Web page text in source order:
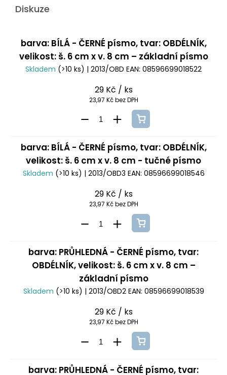
Diskuze
barva: BÍLÁ - ČERNÉ písmo, tvar: OBDÉLNÍK,
velikost: š. 6 cm x v. 8 cm – základní písmo
Skladem (>10 ks) | 2013/OBD EAN: 08596699018522
29 Kč / ks
23,97 Kč bez DPH
barva: BÍLÁ - ČERNÉ písmo, tvar: OBDÉLNÍK,
velikost: š. 6 cm x v. 8 cm - tučné písmo
Skladem (>10 ks) | 2013/OBD3 EAN: 08596699018546
29 Kč / ks
23,97 Kč bez DPH
barva: PRŮHLEDNÁ - ČERNÉ písmo, tvar:
OBDÉLNÍK, velikost: š. 6 cm x v. 8 cm –
základní písmo
Skladem (>10 ks) | 2013/OBD2 EAN: 08596699018539
29 Kč / ks
23,97 Kč bez DPH
barva: PRŮHLEDNÁ - ČERNÉ písmo, tvar: